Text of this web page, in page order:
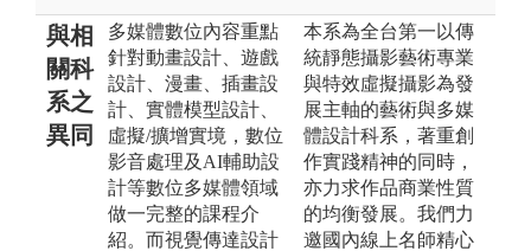
與相
關科
系之
異同
多媒體數位內容重點
針對動畫設計、遊戲
設計、漫畫、插畫設
計、實體模型設計、
虛擬/擴增實境，數位
影音處理及AI輔助設
計等數位多媒體領域
做一完整的課程介
紹。而視覺傳達設計
本系為全台第一以傳
統靜態攝影藝術專業
與特效虛擬攝影為發
展主軸的藝術與多媒
體設計科系，著重創
作實踐精神的同時，
亦力求作品商業性質
的均衡發展。我們力
邀國內線上名師精心